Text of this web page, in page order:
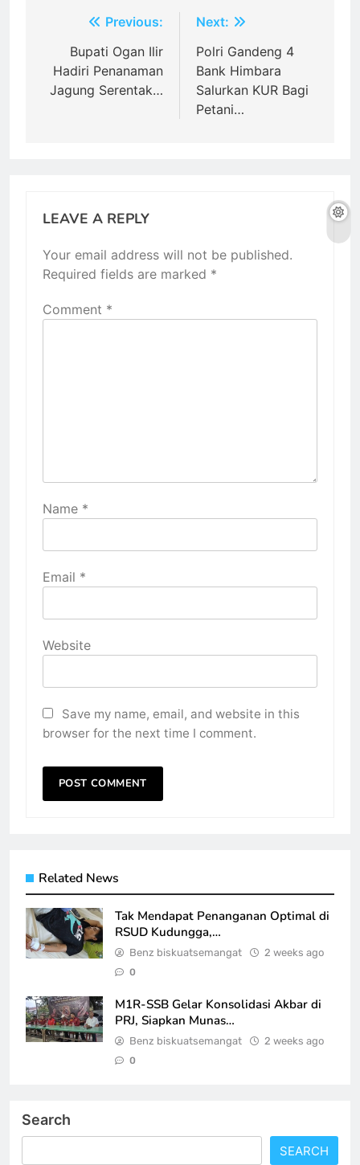
navigation
Previous:
Bupati Ogan Ilir
Hadiri Penanaman
Jagung Serentak…
Next:
Polri Gandeng 4
Bank Himbara
Salurkan KUR Bagi
Petani…
LEAVE A REPLY
Your email address will not be published.
Required fields are marked *
Comment *
Name *
Email *
Website
Save my name, email, and website in this
browser for the next time I comment.
Related News
Tak Mendapat Penanganan Optimal di
RSUD Kudungga,…
Benz biskuatsemangat 2 weeks ago
0
M1R-SSB Gelar Konsolidasi Akbar di
PRJ, Siapkan Munas…
Benz biskuatsemangat 2 weeks ago
0
Search
SEARCH